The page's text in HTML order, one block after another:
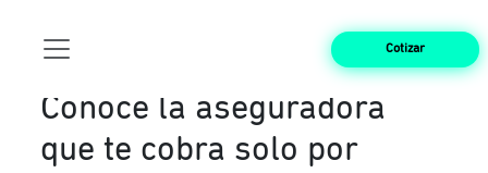
Cotizar
Conoce la aseguradora
que te cobra solo por